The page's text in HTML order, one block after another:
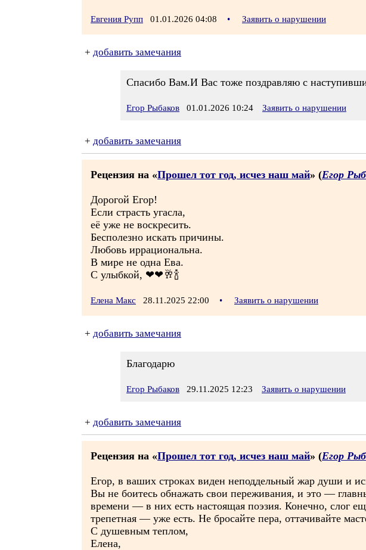
Евгения Рупп 01.01.2026 04:08 • Заявить о нарушении
+ добавить замечания
Спасибо Вам.И Вас тоже поздравляю с
Егор Рыбаков 01.01.2026 10:24 Заявить о нарушении
+ добавить замечания
Рецензия на «Прошел тот год, исчез наш май» (Егор
Дорогой Егор!
Если страсть угасла,
её уже не воскресить.
Бесполезно искать причины.
Любовь иррациональна.
В мире не одна Ева.
С улыбкой, ❤❤🥂🍾
Елена Макс 28.11.2025 22:00 • Заявить о нарушении
+ добавить замечания
Благодарю
Егор Рыбаков 29.11.2025 12:23 Заявить о нарушении
+ добавить замечания
Рецензия на «Прошел тот год, исчез наш май» (Егор
Егор, в ваших строках виден неподдельный жар души и
Вы не боитесь обнажать свои переживания, и это —
времени — в них есть настоящая поэзия. Конечно, слог
трепетная — уже есть. Не бросайте пера, оттачивайте
С душевным теплом,
Елена,